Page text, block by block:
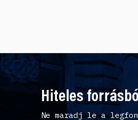
Hiteles
Ne maradj le a